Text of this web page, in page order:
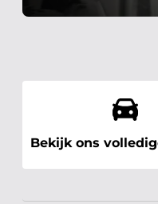
Bekijk ons